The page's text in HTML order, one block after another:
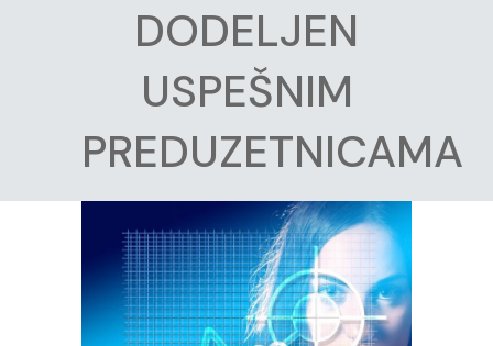
DODELJEN
USPEŠNIM
PREDUZETNICAMA